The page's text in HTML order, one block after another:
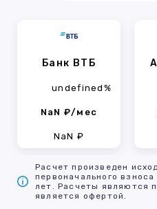
Банк ВТБ
undefined%
NaN ₽/мес
NaN ₽
Расчет произведен
первоначального
лет. Расчеты являются
является офертой.